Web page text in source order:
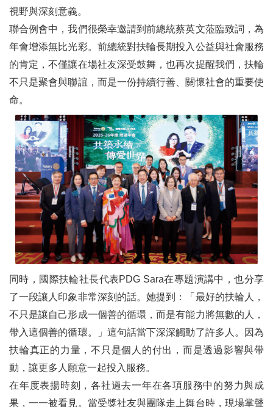
台灣扶輪2026 People of Action攝影暨短影音比賽後記
專訪台灣扶輪2026People of Action 攝影暨短影音比賽前三名
台灣扶輪2026 People of Action攝影暨短影音比賽得獎作品
扶輪社員發展趨勢分析與策略建議
RRFC Daniel卸任感言
畫說扶輪
扶輪各種獎項(AWARDS)
印度聖人甘地（下）
四、各社活動輯要
吾愛吾社
編輯後記
視野與深刻意義。
聯合例會中，我們很榮幸邀請到前總統蔡英文蒞臨致詞，為
年會增添無比光彩。前總統對扶輪長期投入公益與社會服務
的肯定，不僅讓在場社友深受鼓舞，也再次提醒我們，扶輪
不只是聚會與聯誼，而是一份持續行善、關懷社會的重要使
命。
同時，國際扶輪社長代表PDG Sara在專題演講中，也分享
了一段讓人印象非常深刻的話。她提到：「最好的扶輪人，
不只是讓自己形成一個善的循環，而是有能力將無數的人，
帶入這個善的循環。」這句話當下深深觸動了許多人。因為
扶輪真正的力量，不只是個人的付出，而是透過影響與帶
動，讓更多人願意一起投入服務。
在年度表揚時刻，各社過去一年在各項服務中的努力與成
果，一一被看見。當受獎社友與團隊走上舞台時，現場掌聲